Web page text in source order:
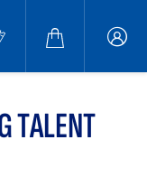
TALENT